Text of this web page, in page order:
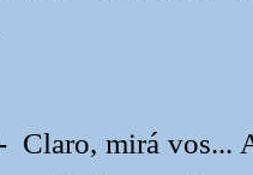
Claro, mirá vos...